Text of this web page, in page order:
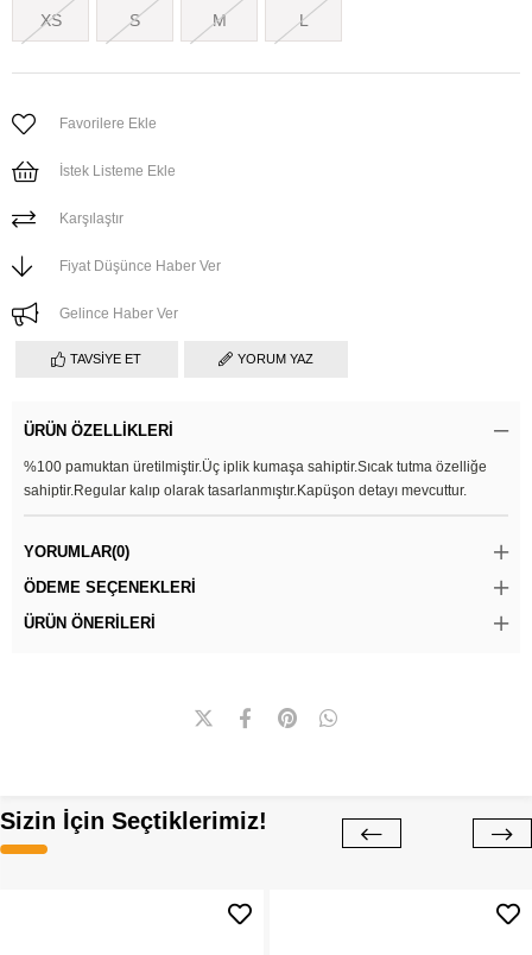
XS S M L
Favorilere Ekle
İstek Listeme Ekle
Karşılaştır
Fiyat Düşünce Haber Ver
Gelince Haber Ver
TAVSIYE ET YORUM YAZ
ÜRÜN ÖZELLIKLERI
%100 pamuktan üretilmiştir.Üç iplik kumaşa sahiptir.Sıcak tutma özelliğe
sahiptir.Regular kalıp olarak tasarlanmıştır.Kapüşon detayı mevcuttur.
YORUMLAR(0)
ÖDEME SEÇENEKLERI
ÜRÜN ÖNERILERI
Sizin İçin Seçtiklerimiz!